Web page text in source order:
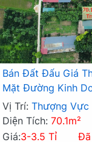
Bán Đất Đấu Giá
Mặt Đường Kinh
Vị Trí: Thượng Vực
Diện Tích: 70.1m²
Giá:3-3.5 Tỉ Đã